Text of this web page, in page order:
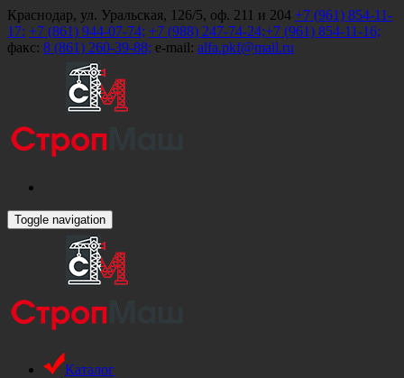
Краснодар, ул. Уральская, 126/5, оф. 211 и 204 +7 (961) 854-11-
17: +7 (861) 944-07-74; +7 (988) 247-74-24;+7 (961) 854-11-16;
факс: 8 (861) 260-39-88; e-mail: alfa.pkf@mail.ru
Toggle navigation
Каталог